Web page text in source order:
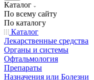
Каталог
По всему сайту
По каталогу
Каталог
Лекарственные средства
Органы и системы
Офтальмология
Препараты
Назначения или Болезни